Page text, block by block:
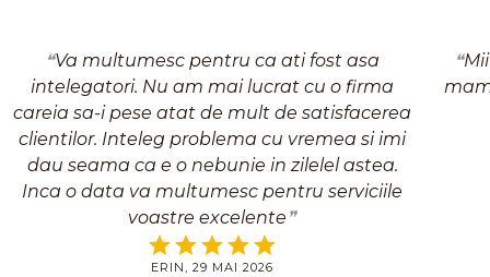
Va multumesc pentru ca ati fost asa
intelegatori. Nu am mai lucrat cu o firma
careia sa-i pese atat de mult de satisfacerea
clientilor. Inteleg problema cu vremea si imi
dau seama ca e o nebunie in zilelel astea.
Inca o data va multumesc pentru serviciile
voastre excelente
ERIN, 29 MAI 2026